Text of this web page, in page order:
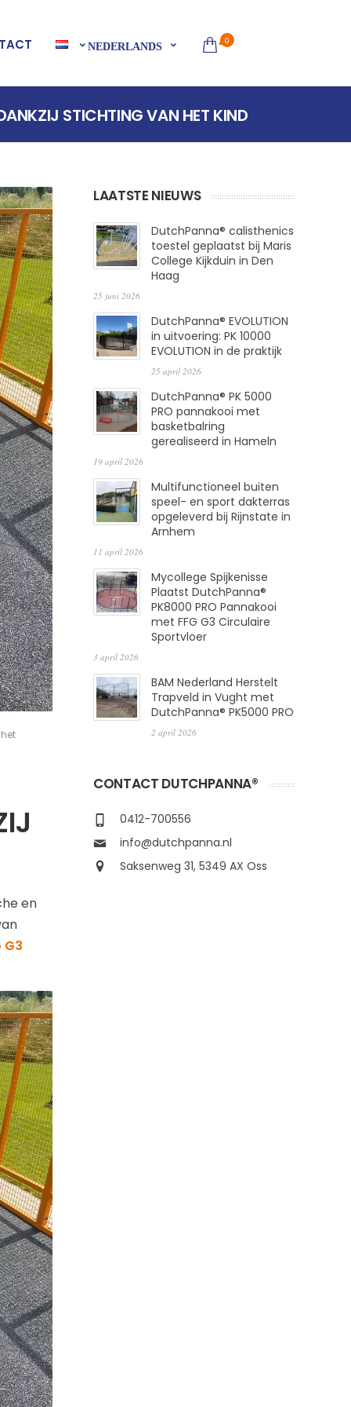
0
NEDERLANDS
STICHTING VAN HET KIND
en
G3
LAATSTE NIEUWS
DutchPanna® calisthenics
toestel geplaatst bij Maris
College Kijkduin in Den
Haag
25 juni 2026
DutchPanna® EVOLUTION
in uitvoering: PK 10000
EVOLUTION in de praktijk
25 april 2026
DutchPanna® PK 5000
PRO pannakooi met
basketbalring
gerealiseerd in Hameln
19 april 2026
Multifunctioneel buiten
speel- en sport dakterras
opgeleverd bij Rijnstate in
Arnhem
11 april 2026
Mycollege Spijkenisse
Plaatst DutchPanna®
PK8000 PRO Pannakooi
met FFG G3 Circulaire
Sportvloer
3 april 2026
BAM Nederland Herstelt
Trapveld in Vught met
DutchPanna® PK5000 PRO
2 april 2026
CONTACT DUTCHPANNA®
0412-700556
info@dutchpanna.nl
Saksenweg 31, 5349 AX Oss